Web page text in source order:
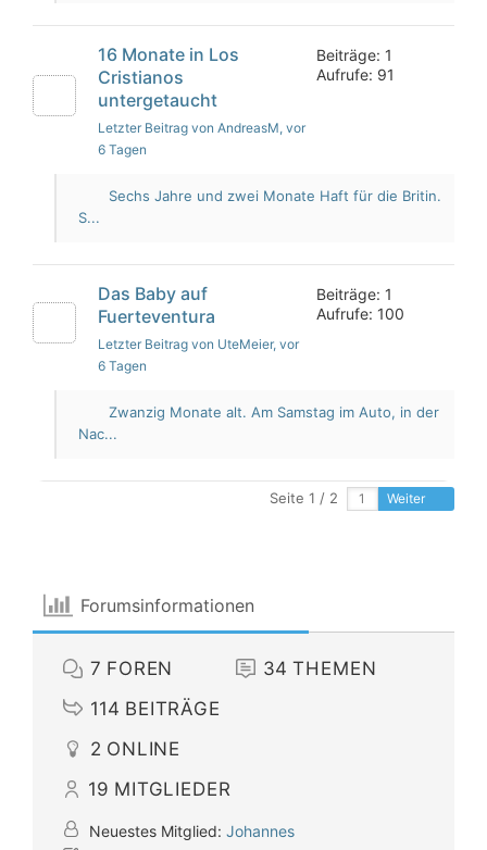
16 Monate in Los
Cristianos
untergetaucht
Letzter Beitrag von AndreasM, vor
6 Tagen
Beiträge: 1
Aufrufe: 91
Sechs Jahre und zwei Monate Haft für die Britin.
S...
Das Baby auf
Fuerteventura
Letzter Beitrag von UteMeier, vor
6 Tagen
Beiträge: 1
Aufrufe: 100
Zwanzig Monate alt. Am Samstag im Auto, in der
Nac...
Seite 1 / 2 Weiter
Forumsinformationen
7 FOREN 34 THEMEN
114 BEITRÄGE
2 ONLINE
19 MITGLIEDER
Neuestes Mitglied: Johannes